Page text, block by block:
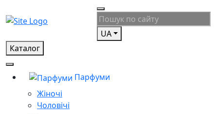
UA
Каталог
Парфуми
Жіночі
Чоловічі